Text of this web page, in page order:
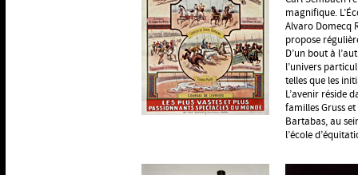
magnifique.
Alvaro Domecq
propose
D’un bout à
l’univers
telles que les
L’avenir réside
familles Gruss
Bartabas, au
l’école